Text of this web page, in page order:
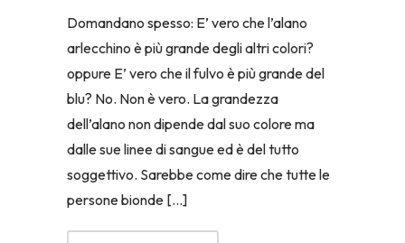
Domandano spesso: E’ vero che l’alano
arlecchino è più grande degli altri colori?
oppure E’ vero che il fulvo è più grande del
blu? No. Non è vero. La grandezza
dell’alano non dipende dal suo colore ma
dalle sue linee di sangue ed è del tutto
soggettivo. Sarebbe come dire che tutte le
persone bionde […]